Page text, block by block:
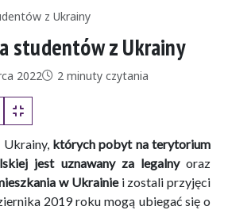
z Ukrainy
studentów z Ukrainy
2022Czas czytania:
2 minuty czytania
pełny link
Kopiuj krótki link
Ukrainy, których pobyt na terytorium
jest uznawany za legalny oraz
w Ukrainiei zostali przyjęci
2019 roku mogą ubiegać się o